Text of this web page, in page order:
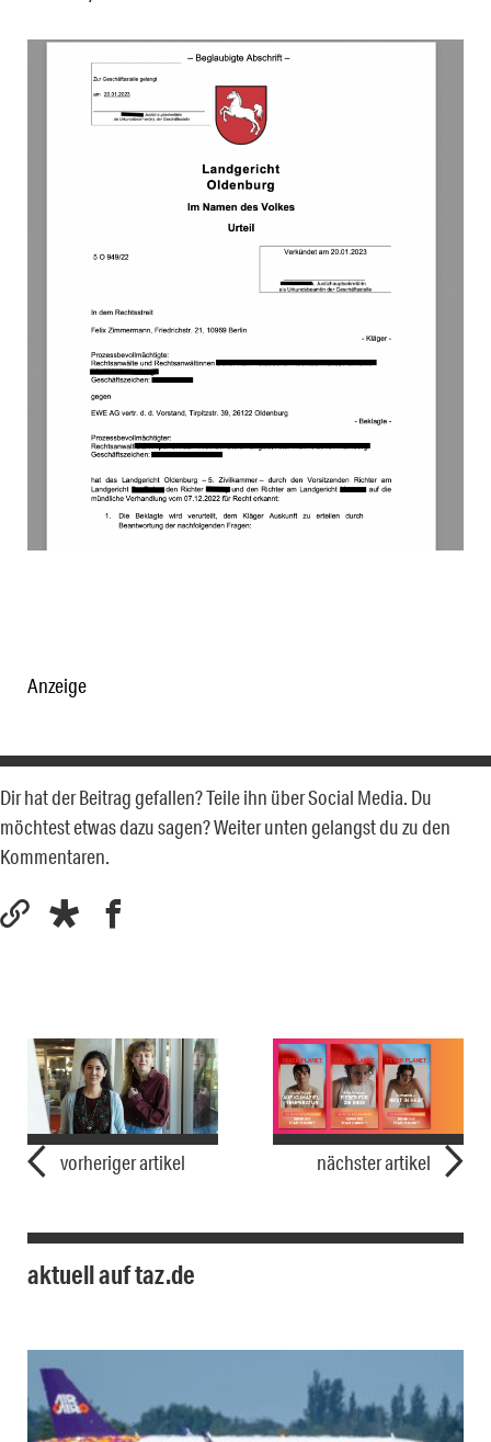
Anzeige
Dir hat der Beitrag gefallen? Teile ihn über Social Media. Du
möchtest etwas dazu sagen? Weiter unten gelangst du zu den
Kommentaren.
vorheriger artikel nächster artikel
aktuell auf taz.de